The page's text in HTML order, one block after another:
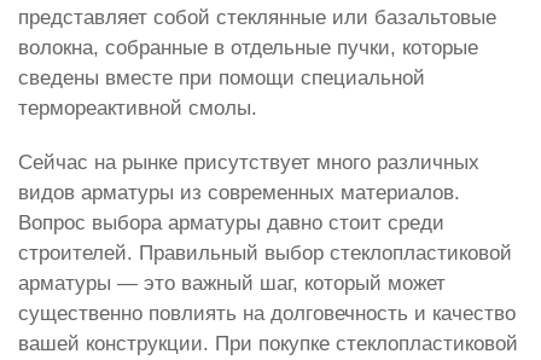
представляет собой стеклянные или базальтовые
волокна, собранные в отдельные пучки, которые
сведены вместе при помощи специальной
термореактивной смолы.
Сейчас на рынке присутствует много различных
видов арматуры из современных материалов.
Вопрос выбора арматуры давно стоит среди
строителей. Правильный выбор стеклопластиковой
арматуры — это важный шаг, который может
существенно повлиять на долговечность и качество
вашей конструкции. При покупке стеклопластиковой